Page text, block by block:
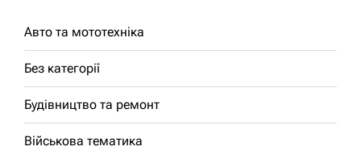
Авто та мототехніка
Без категорії
Будівництво та ремонт
Військова тематика